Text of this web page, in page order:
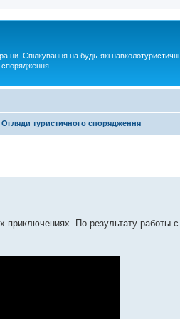
Спілкування на будь-які навколотуристичні
спорядження
Огляди туристичного спорядження
По результату работы